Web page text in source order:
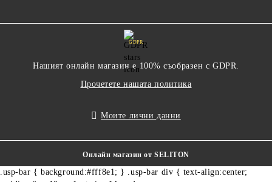
GDPR
Нашият онлайн магазин е 100% съобразен с GDPR.
Прочетете нашата политика
Моите лични данни
Онлайн магазин от SELITON
.usp-bar { background:#fff8e1; } .usp-bar div { text-align:center;